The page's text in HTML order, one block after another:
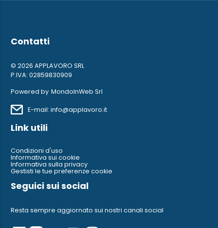
Contatti
© 2026 APPLAVORO SRL
P.IVA: 02859830909
Powered by MondoInWeb Srl
E-mail: info@applavoro.it
Link utili
Condizioni d'uso
Informativa sui cookie
Informativa sulla privacy
Gestisti le tue preferenze cookie
Seguici sui social
Resta sempre aggiornato sui nostri canali social